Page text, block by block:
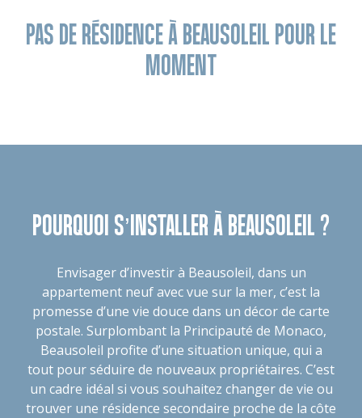
PAS DE RÉSIDENCE À BEAUSOLEIL POUR LE
MOMENT
POURQUOI S’INSTALLER À BEAUSOLEIL ?
Envisager d’investir à Beausoleil, dans un
appartement neuf avec vue sur la mer, c’est la
promesse d’une vie douce dans un décor de carte
postale. Surplombant la Principauté de Monaco,
Beausoleil profite d’une situation unique, qui a
tout pour séduire de nouveaux propriétaires. C’est
un cadre idéal si vous souhaitez changer de vie ou
trouver une résidence secondaire proche de la côte